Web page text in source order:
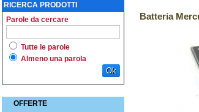
RICERCA PRODOTTI
Parole da cercare
Tutte le parole
Almeno una parola
Ok
OFFERTE
Batteria